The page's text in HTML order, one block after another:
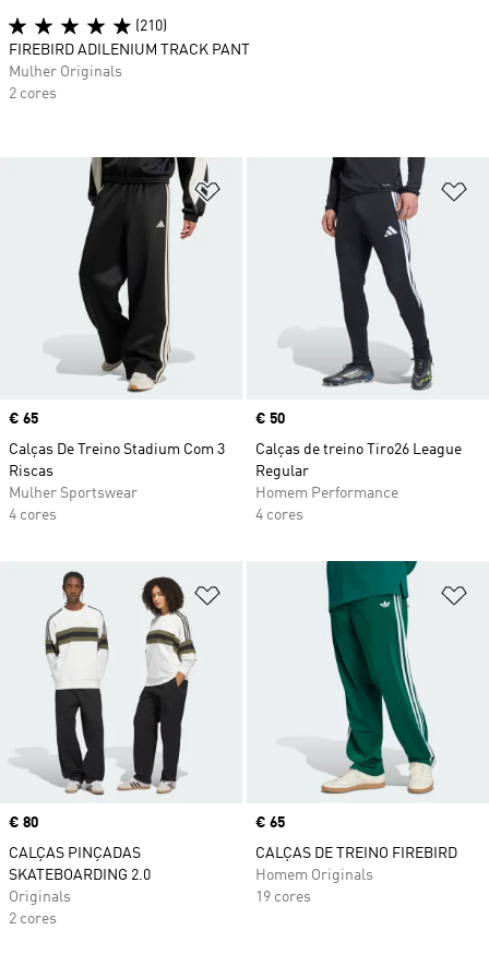
Adicionar à Lista de Desejos
Price
€ 65
Calças De Treino Stadium Com 3
Riscas
Mulher Sportswear
4 cores
Price
€ 50
Calças de treino Tiro26 League
Regular
Homem Performance
4 cores
Adicionar à Lista de Desejos
Price
€ 80
CALÇAS PINÇADAS
SKATEBOARDING 2.0
Originals
2 cores
Price
€ 65
CALÇAS DE TREINO FIREBIRD
Homem Originals
19 cores
(210)
FIREBIRD ADILENIUM TRACK PANT
Mulher Originals
2 cores